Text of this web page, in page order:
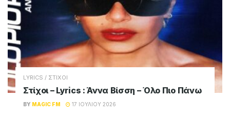
LYRICS / ΣΤΙΧΟΙ
Στίχοι – Lyrics : Άννα Βίσση – Όλο Πιο Πάνω
BY MAGIC FM 17 ΙΟΥΛΊΟΥ 2026